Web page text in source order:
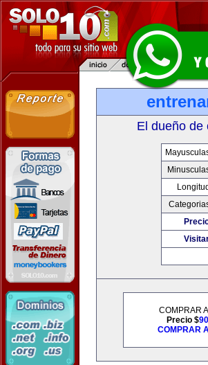
El dueño de
COMPRAR
Precio $
COMPRAR